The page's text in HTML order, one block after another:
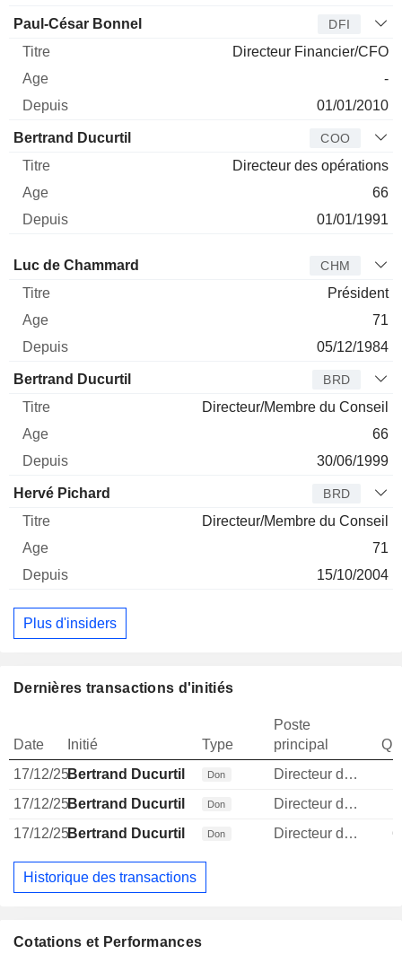
Cotations et Performances
Paul-César Bonnel DFI
Directeur Financier/CFO
-
01/01/2010
Bertrand Ducurtil COO
Directeur des opérations
66
01/01/1991
Administrateur Titre
Luc de Chammard CHM
Président
71
05/12/1984
Bertrand Ducurtil BRD
Directeur/Membre du Conseil
66
30/06/1999
Hervé Pichard BRD
Directeur/Membre du Conseil
71
15/10/2004
Plus d'insiders
Dernières transactions d'initiés
Date Initié Type
Poste
principal
17/12/25Bertrand Ducurtil Don Directeur des operations
17/12/25Bertrand Ducurtil Don Directeur des operations
17/12/25Bertrand Ducurtil Don Directeur des operations
Historique des transactions